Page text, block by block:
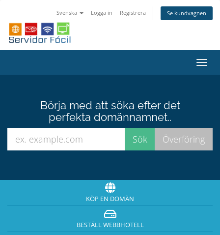
Svenska Logga in Registrera Se kundvagnen
Växla
Börja med att söka efter det
perfekta domännamnet..
KÖP EN DOMÄN
BESTÄLL WEBBHOTELL